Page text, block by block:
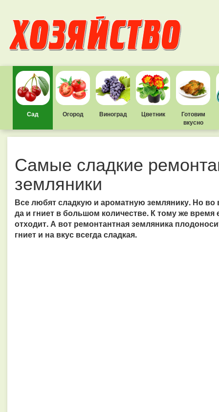
Сад Огород Виноград Цветник
Готовим
вкусно
Самые сладкие
земляники
Все любят сладкую и ароматную землянику. Но во
да и гниет в большом количестве. К тому же
отходит. А вот ремонтантная земляника
гниет и на вкус всегда сладкая.